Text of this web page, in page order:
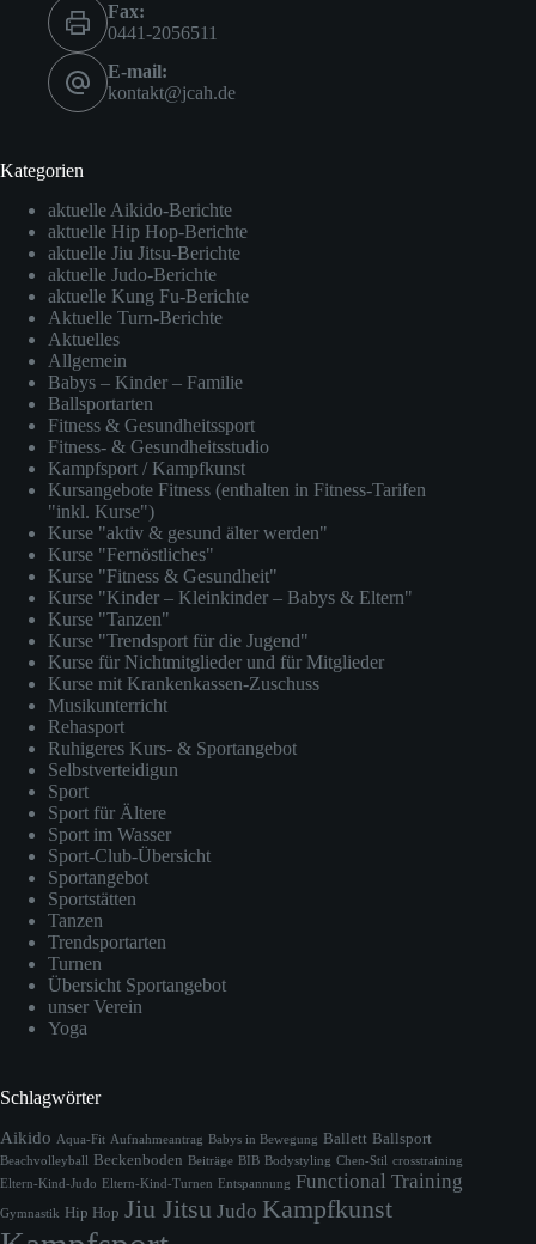
Fax:
0441-2056511
E-mail:
kontakt@jcah.de
Kategorien
aktuelle Aikido-Berichte
aktuelle Hip Hop-Berichte
aktuelle Jiu Jitsu-Berichte
aktuelle Judo-Berichte
aktuelle Kung Fu-Berichte
Aktuelle Turn-Berichte
Aktuelles
Allgemein
Babys – Kinder – Familie
Ballsportarten
Fitness & Gesundheitssport
Fitness- & Gesundheitsstudio
Kampfsport / Kampfkunst
Kursangebote Fitness (enthalten in Fitness-Tarifen
"inkl. Kurse")
Kurse "aktiv & gesund älter werden"
Kurse "Fernöstliches"
Kurse "Fitness & Gesundheit"
Kurse "Kinder – Kleinkinder – Babys & Eltern"
Kurse "Tanzen"
Kurse "Trendsport für die Jugend"
Kurse für Nichtmitglieder und für Mitglieder
Kurse mit Krankenkassen-Zuschuss
Musikunterricht
Rehasport
Ruhigeres Kurs- & Sportangebot
Selbstverteidigun
Sport
Sport für Ältere
Sport im Wasser
Sport-Club-Übersicht
Sportangebot
Sportstätten
Tanzen
Trendsportarten
Turnen
Übersicht Sportangebot
unser Verein
Yoga
Schlagwörter
Aikido Aqua-Fit Aufnahmeantrag Babys in Bewegung Ballett Ballsport
Beachvolleyball Beckenboden Beiträge BIB Bodystyling Chen-Stil crosstraining
Eltern-Kind-Judo Eltern-Kind-Turnen Entspannung Functional Training
Gymnastik Hip Hop Jiu Jitsu Judo Kampfkunst